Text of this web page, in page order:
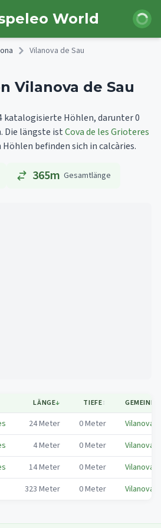
World
Vilanova de Sau
Vilanova de Sau
katalogisierte Höhlen, darunter 0
Die längste istCova de les Grioteres
befinden sich in calcàries.
365m Gesamtlänge
LÄNGE↓ TIEFE↕ GEMEINDE
24Meter 0Meter
Vilanova
4Meter 0Meter
Vilanova
14Meter 0Meter
Vilanova
323 Meter 0Meter Vilanova